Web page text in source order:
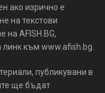
ако изрично е
на текстови
на AFISH.BG,
към www.afish.bg.
публикувани в
ще бъдат